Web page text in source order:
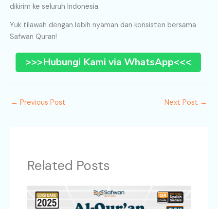
dikirim ke seluruh Indonesia.
Yuk tilawah dengan lebih nyaman dan konsisten bersama
Safwan Quran!
>>>Hubungi Kami via WhatsApp<<<
← Previous Post Next Post →
Related Posts